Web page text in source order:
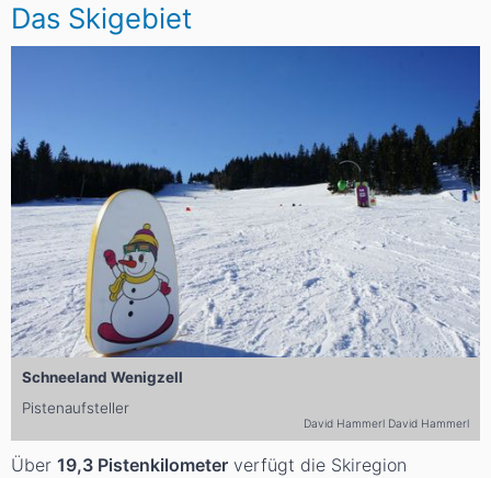
Das Skigebiet
Schneeland Wenigzell
Pistenaufsteller
David Hammerl David Hammerl
Über 19,3 Pistenkilometer verfügt die Skiregion